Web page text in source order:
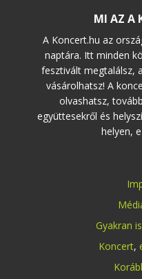
MI AZ A
A Koncert.hu az
naptára. Itt minden
fesztivált megtalálsz,
vásárolhatsz! A
olvashatsz,
együttesekről és
helyen,
Gyakran
Koncert,